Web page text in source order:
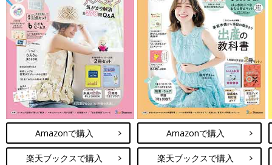
Amazonで購入
楽天ブックスで購入
Amazonで購入
楽天ブックスで購入